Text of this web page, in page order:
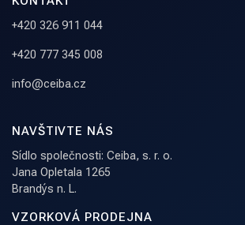
+420 326 911 044
+420 777 345 008
info@ceiba.cz
NAVŠTIVTE NÁS
Sídlo společnosti: Ceiba, s. r. o.
Jana Opletala 1265
Brandýs n. L.
VZORKOVÁ PRODEJNA